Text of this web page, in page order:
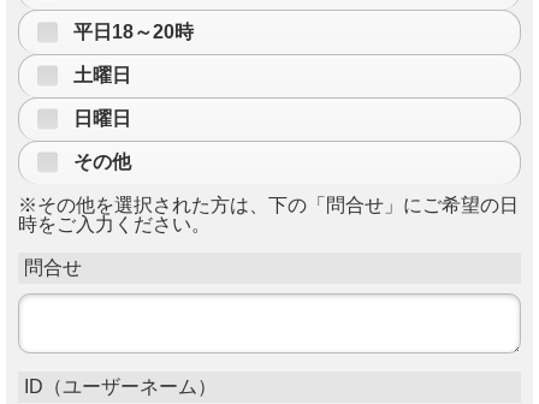
平日18～20時
土曜日
日曜日
その他
※その他を選択された方は、下の「問合せ」にご希望の日
時をご入力ください。
問合せ
ID（ユーザーネーム）